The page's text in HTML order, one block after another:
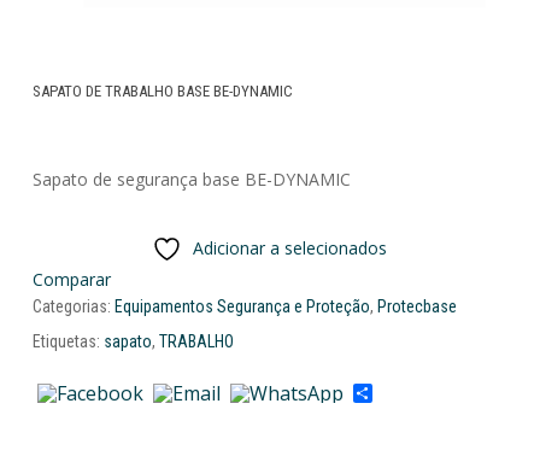
SAPATO DE TRABALHO BASE BE-DYNAMIC
Sapato de segurança base BE-DYNAMIC
Adicionar a selecionados
Comparar
Categorias: Equipamentos Segurança e Proteção, Protecbase
Etiquetas: sapato, TRABALHO
Share